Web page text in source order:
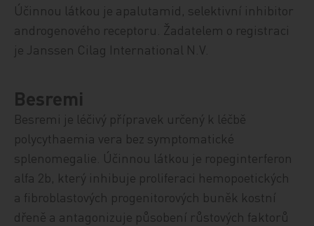
Účinnou látkou je apalutamid, selektivní inhibitor
androgenového receptoru. Žadatelem o registraci
je Janssen Cilag International N.V.
Besremi
Besremi je léčivý přípravek určený k léčbě
polycythaemia vera bez symptomatické
splenomegalie. Účinnou látkou je ropeginterferon
alfa 2b, který inhibuje proliferaci hemopoetických
a fibroblastových progenitorových buněk kostní
dřeně a antagonizuje působení růstových faktorů